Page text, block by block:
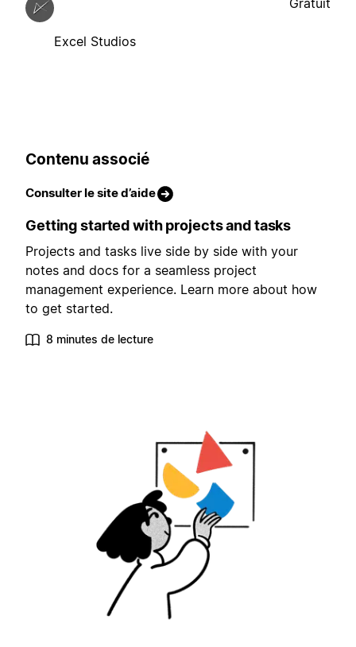
Excel Studios
Contenu associé
Consulter le site d’aide
Getting started with projects and tasks
Projects and tasks live side by side with your
notes and docs for a seamless project
management experience. Learn more about how
to get started.
8 minutes de lecture